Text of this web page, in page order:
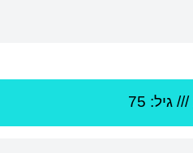
/// גיל: 75